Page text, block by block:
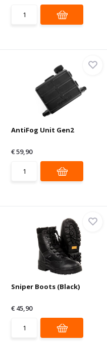
AntiFog Unit Gen2
€ 59,90
Sniper Boots (Black)
€ 45,90